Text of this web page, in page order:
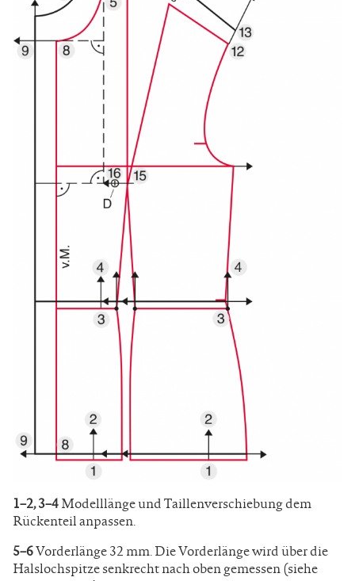
1–2, 3–4Modelllänge und Taillenverschiebung dem
Rückenteil anpassen.
5–6Vorderlänge 32 mm. Die Vorderlänge wird über die
Halslochspitze senkrecht nach oben gemessen (siehe